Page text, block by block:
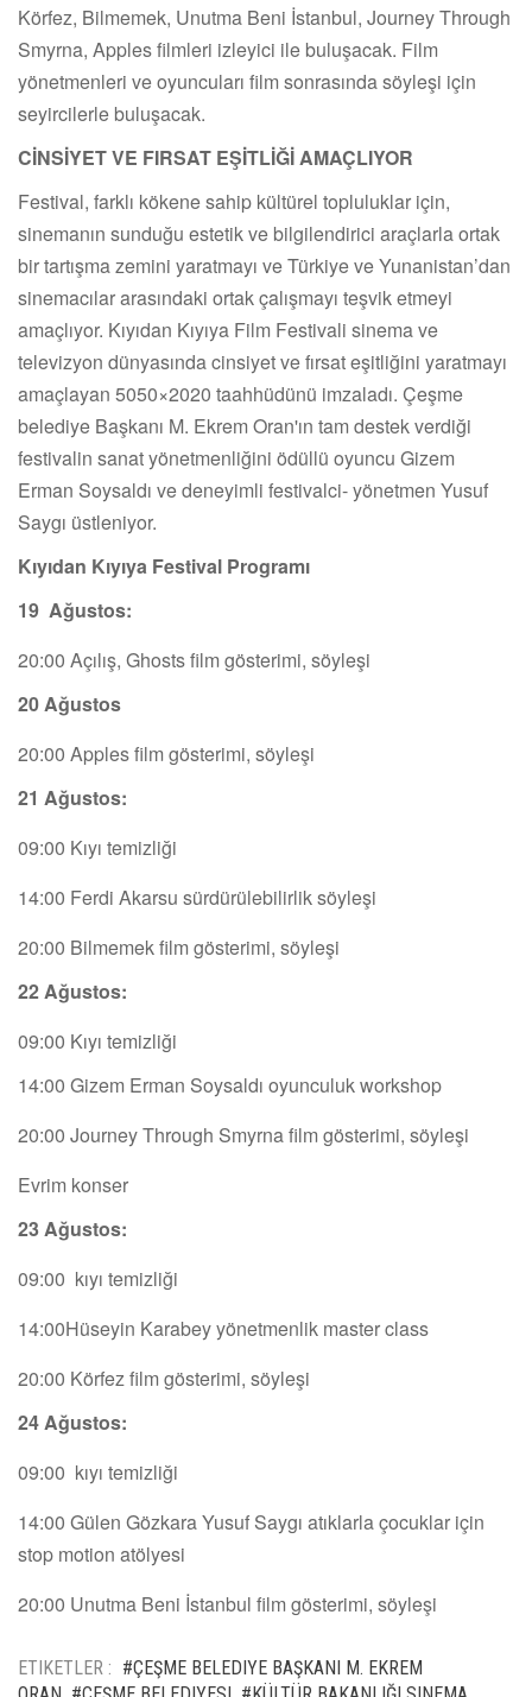
Körfez, Bilmemek, Unutma Beni İstanbul, Journey Through
Smyrna, Apples filmleri izleyici ile buluşacak. Film
yönetmenleri ve oyuncuları film sonrasında söyleşi için
seyircilerle buluşacak.
CİNSİYET VE FIRSAT EŞİTLİĞİ AMAÇLIYOR
Festival, farklı kökene sahip kültürel topluluklar için,
sinemanın sunduğu estetik ve bilgilendirici araçlarla ortak
bir tartışma zemini yaratmayı ve Türkiye ve Yunanistan’dan
sinemacılar arasındaki ortak çalışmayı teşvik etmeyi
amaçlıyor. Kıyıdan Kıyıya Film Festivali sinema ve
televizyon dünyasında cinsiyet ve fırsat eşitliğini yaratmayı
amaçlayan 5050×2020 taahhüdünü imzaladı. Çeşme
belediye Başkanı M. Ekrem Oran'ın tam destek verdiği
festivalin sanat yönetmenliğini ödüllü oyuncu Gizem
Erman Soysaldı ve deneyimli festivalci- yönetmen Yusuf
Saygı üstleniyor.
Kıyıdan Kıyıya Festival Programı
19 Ağustos:
20:00 Açılış, Ghosts film gösterimi, söyleşi
20 Ağustos
20:00 Apples film gösterimi, söyleşi
21 Ağustos:
09:00 Kıyı temizliği
14:00 Ferdi Akarsu sürdürülebilirlik söyleşi
20:00 Bilmemek film gösterimi, söyleşi
22 Ağustos:
09:00 Kıyı temizliği
14:00 Gizem Erman Soysaldı oyunculuk workshop
20:00 Journey Through Smyrna film gösterimi, söyleşi
Evrim konser
23 Ağustos:
09:00 kıyı temizliği
14:00Hüseyin Karabey yönetmenlik master class
20:00 Körfez film gösterimi, söyleşi
24 Ağustos:
09:00 kıyı temizliği
14:00 Gülen Gözkara Yusuf Saygı atıklarla çocuklar için
stop motion atölyesi
20:00 Unutma Beni İstanbul film gösterimi, söyleşi
ETIKETLER : #ÇEŞME BELEDIYE BAŞKANI M. EKREM